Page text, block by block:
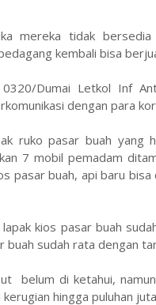
mereka tidak
kembali bisa
Dumai Letkol Inf
dengan para
ruko pasar buah yang
7 mobil pemadam
pasar buah, api baru
kios pasar buah
sudah rata dengan
belum di ketahui,
hingga puluhan